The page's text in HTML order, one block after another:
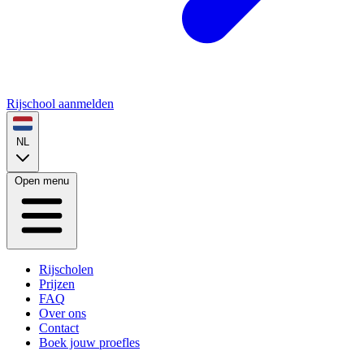
Rijschool aanmelden
NL
Open menu
Rijscholen
Prijzen
FAQ
Over ons
Contact
Boek jouw proefles